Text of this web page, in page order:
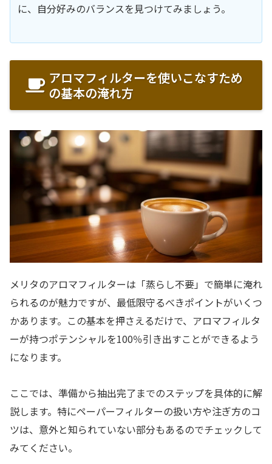
に、自分好みのバランスを見つけてみましょう。
アロマフィルターを使いこなすため
の基本の淹れ方
メリタのアロマフィルターは「蒸らし不要」で簡単に淹れ
られるのが魅力ですが、最低限守るべきポイントがいくつ
かあります。この基本を押さえるだけで、アロマフィルタ
ーが持つポテンシャルを100％引き出すことができるよう
になります。
ここでは、準備から抽出完了までのステップを具体的に解
説します。特にペーパーフィルターの扱い方や注ぎ方のコ
ツは、意外と知られていない部分もあるのでチェックして
みてください。